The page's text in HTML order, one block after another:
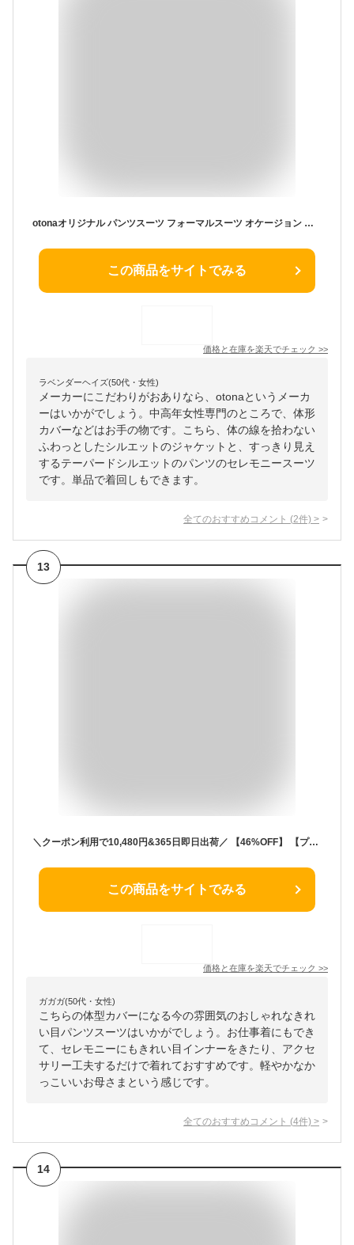
otonaオリジナル パンツスーツ フォーマルスーツ オケージョン セレモニースーツ レディース ネイビー 春 夏 秋 冬 オールシーズン 入学式 卒業式 入卒式 人と差のつく変形デザイン セレモニーでもオフィスでも疲れないパンツスーツ 4/16
この商品をサイトでみる
価格と在庫を楽天でチェック >>
ラベンダーヘイズ(50代・女性)
メーカーにこだわりがおありなら、otonaというメーカ
ーはいかがでしょう。中高年女性専門のところで、体形
カバーなどはお手の物です。こちら、体の線を拾わない
ふわっとしたシルエットのジャケットと、すっきり見え
するテーパードシルエットのパンツのセレモニースーツ
です。単品で着回しもできます。
全てのおすすめコメント (2件) >
13
＼クーポン利用で10,480円&365日即日出荷／ 【46%OFF】 【プレゼント付き】 スーツ レディース セレモニー フォーマル ママスーツ ストレッチ 洗える パンツ ビジネス オフィス ネイビー 黒 大きいサイズ 入学式 入園式 卒業式 卒園式 試着チケット対象
この商品をサイトでみる
価格と在庫を楽天でチェック >>
ガガガ(50代・女性)
こちらの体型カバーになる今の雰囲気のおしゃれなきれ
い目パンツスーツはいかがでしょう。お仕事着にもでき
て、セレモニーにもきれい目インナーをきたり、アクセ
サリー工夫するだけで着れておすすめです。軽やかなか
っこいいお母さまという感じです。
全てのおすすめコメント (4件) >
14